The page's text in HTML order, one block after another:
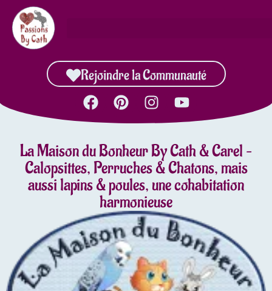
Rejoindre la Communauté
La Maison du Bonheur By Cath & Carel –
Calopsittes, Perruches & Chatons, mais
aussi lapins & poules, une cohabitation
harmonieuse